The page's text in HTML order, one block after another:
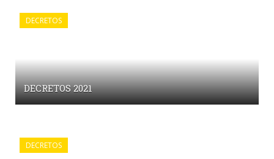
DECRETOS
DECRETOS 2021
DECRETOS